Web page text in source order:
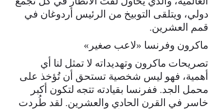
دولي، ويتلقى التوبيخ من الرئيس أردوغان في
قمم العشرين.
ماكرون وفرنسا «لاعب صغير»
تصريحات ماكرون وتهديداته لا تمثل لنا أي
أهمية، فهو ليس شخصية تستحق أن تُؤخذ على
محمل الجد. ففرنسا بقيادته تتجه لتكون أكبر
خاسر في القرن الحادي والعشرين. لقد طُردت